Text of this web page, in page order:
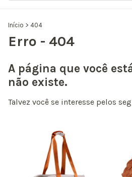
Início > 404
Erro - 404
A página que você
não existe.
Talvez você se interesse pelos